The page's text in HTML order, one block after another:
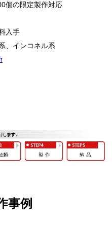
個の限定製作対応
入手
、インコネル系
事例